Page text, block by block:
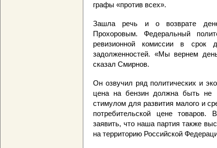
графы «против всех».
Зашла речь и о возврате
Прохоровым. Федеральный
ревизионной комиссии в срок
задолженностей. «Мы вернем
сказал Смирнов.
Он озвучил ряд политических и
цена на бензин должна быть
стимулом для развития малого и
потребительской цене товаров.
заявить, что наша партия также
на территорию Российской